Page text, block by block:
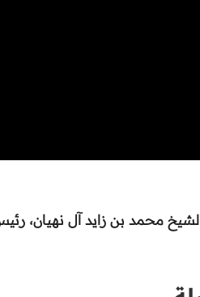
محمد بن زايد آل نهيان، رئيس